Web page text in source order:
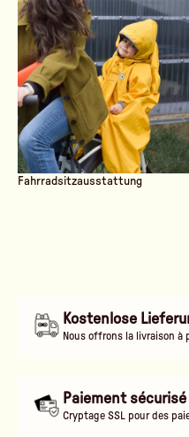
Fahrradsitzausstattung
Kostenlose
Nous offrons la livraison à
Paiement sécurisé
Cryptage SSL pour des